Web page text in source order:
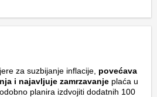
za suzbijanje inflacije, povećava
i najavljuje zamrzavanje plaća u
planira izdvojiti dodatnih 100